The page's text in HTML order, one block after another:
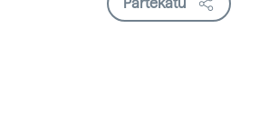
Partekatu